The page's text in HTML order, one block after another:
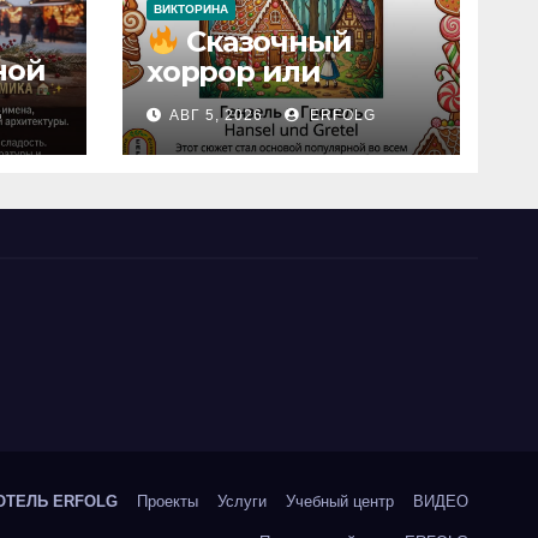
ВИКТОРИНА
Сказочный
хоррор или
сладкая традиция?
Открываем
секреты
викторины!
АВГ 5, 2026 ERFOLG
ERFOLG Проекты Услуги Учебный центр ВИДЕО